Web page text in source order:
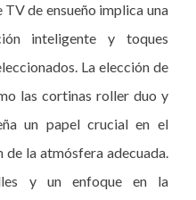
TV de ensueño implica una
inteligente y toques
La elección de
las cortinas roller duo y
un papel crucial en el
la atmósfera adecuada.
y un enfoque en la